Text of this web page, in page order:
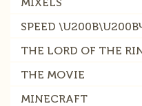
SPEED
THE LORD OF THE
THE MOVIE
MINECRAFT